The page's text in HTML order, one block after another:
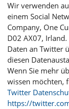
Wir verwenden
einem Social
Company, One
D02 AX07,
Daten an Twitter
diesen
Wenn Sie mehr
wissen möchten,
Twitter
https://